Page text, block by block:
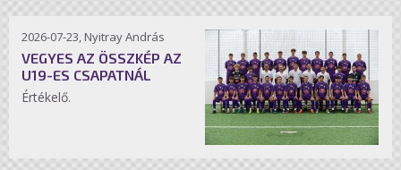
2026-07-23, Nyitray András
VEGYES AZ ÖSSZKÉP AZ
U19-ES CSAPATNÁL
Értékelő.